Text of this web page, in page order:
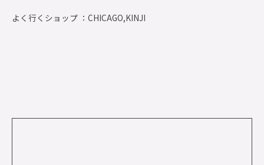
よく行くショップ ： CHICAGO,KINJI